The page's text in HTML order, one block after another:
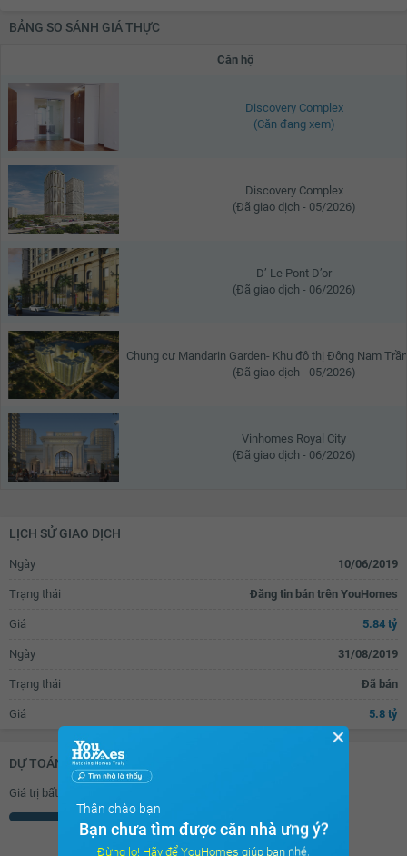
BẢNG SO SÁNH GIÁ THỰC
Căn hộ
Discovery Complex
(Căn đang xem)
Discovery Complex
(Đã giao dịch - 05/2026)
D’ Le Pont D’or
(Đã giao dịch - 06/2026)
Chung cư Mandarin Garden- Khu đô thị Đông Nam
(Đã giao dịch - 05/2026)
Vinhomes Royal City
(Đã giao dịch - 06/2026)
LỊCH SỬ GIAO DỊCH
Ngày 10/06/2019
Trạng thái Đăng tin bán trên YouHomes
Giá 5.84 tỷ
Ngày 31/08/2019
Trạng thái Đã bán
Giá 5.8 tỷ
DỰ TOÁN KHOẢN VAY (ĐƠN VỊ: VNĐ)
Giá trị bất động sản
Triệu
✕
Thân chào bạn
Bạn chưa tìm được căn nhà ưng ý?
Đừng lo! Hãy để YouHomes giúp bạn nhé.